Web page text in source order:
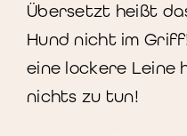
Übersetzt heißt
Hund nicht im
eine lockere
nichts zu tun!